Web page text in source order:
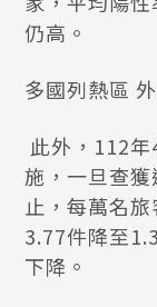
仍高。
多國列熱區
此外，112
施，一旦查
止，每萬名
3.77件降至
下降。